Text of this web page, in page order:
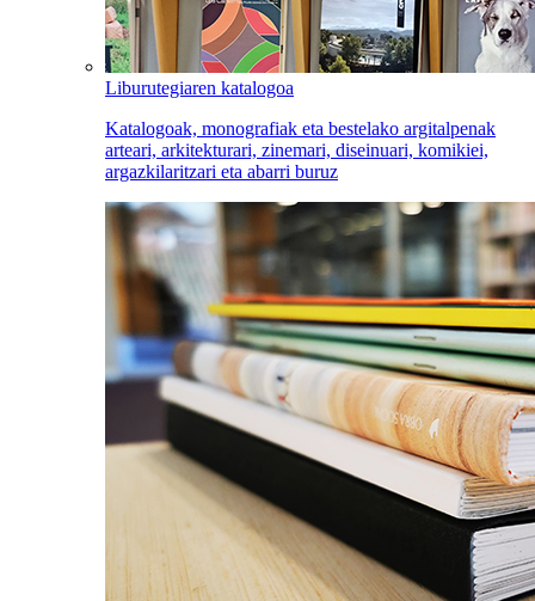
Liburutegiaren katalogoa
Katalogoak, monografiak eta bestelako argitalpenak
arteari, arkitekturari, zinemari, diseinuari, komikiei,
argazkilaritzari eta abarri buruz